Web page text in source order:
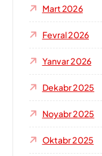
Mart 2026
Fevral 2026
Yanvar 2026
Dekabr 2025
Noyabr 2025
Oktabr 2025